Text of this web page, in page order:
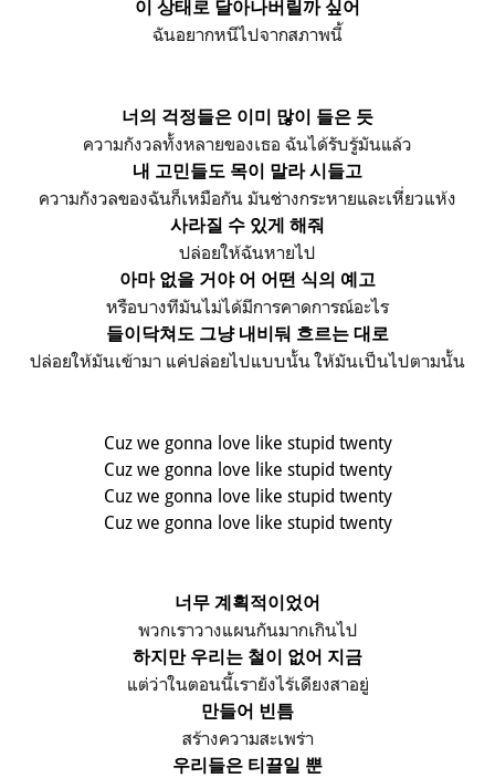
이 상태로 달아나버릴까 싶어
ฉันอยากหนีไปจากสภาพนี้
너의 걱정들은 이미 많이 들은 듯
ความกังวลทั้งหลายของเธอ ฉันได้รับรู้มันแล้ว
내 고민들도 목이 말라 시들고
ความกังวลของฉันก็เหมือกัน มันช่างกระหายและเหี่ยวแห้ง
사라질 수 있게 해줘
ปล่อยให้ฉันหายไป
아마 없을 거야 어 어떤 식의 예고
หรือบางทีมันไม่ได้มีการคาดการณ์อะไร
들이닥쳐도 그냥 내비둬 흐르는 대로
ปล่อยให้มันเข้ามา แค่ปล่อยไปแบบนั้น ให้มันเป็นไปตามนั้น
Cuz we gonna love like stupid twenty
Cuz we gonna love like stupid twenty
Cuz we gonna love like stupid twenty
Cuz we gonna love like stupid twenty
너무 계획적이었어
พวกเราวางแผนกันมากเกินไป
하지만 우리는 철이 없어 지금
แต่ว่าในตอนนี้เรายังไร้เดียงสาอยู่
만들어 빈틈
สร้างความสะเพร่า
우리들은 티끌일 뿐